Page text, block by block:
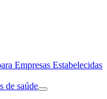
Empresas Estabelecidas
de saúde